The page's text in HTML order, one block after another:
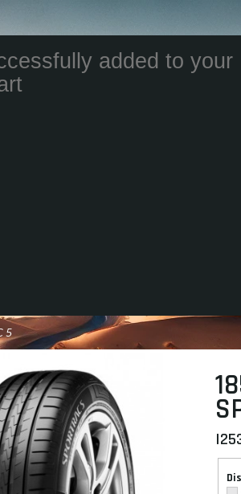
added to your
5